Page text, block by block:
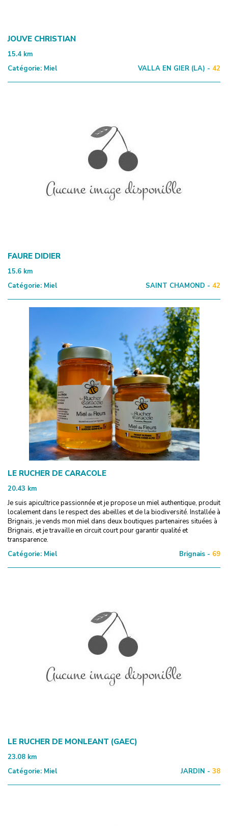
JOUVE CHRISTIAN
15.4 km
Catégorie: Miel VALLA EN GIER (LA) - 42
FAURE DIDIER
15.6 km
Catégorie: Miel SAINT CHAMOND - 42
LE RUCHER DE CARACOLE
20.43 km
Je suis apicultrice passionnée et je propose un miel authentique, produit
localement dans le respect des abeilles et de la biodiversité. Installée à
Brignais, je vends mon miel dans deux boutiques partenaires situées à
Brignais, et je travaille en circuit court pour garantir qualité et
transparence.
Catégorie: Miel Brignais - 69
LE RUCHER DE MONLEANT (GAEC)
23.08 km
Catégorie: Miel JARDIN - 38